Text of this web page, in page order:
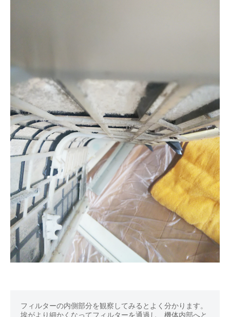
フィルターの内側部分を観察してみるとよく分かります。
埃がより細かくなってフィルターを通過し、機体内部へと